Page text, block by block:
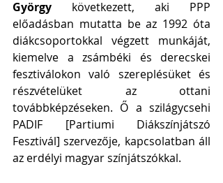
György következett, aki PPP
előadásban mutatta be az 1992 óta
diákcsoportokkal végzett munkáját,
kiemelve a zsámbéki és derecskei
fesztiválokon való szereplésüket és
részvételüket az ottani
továbbképzéseken. Ő a szilágycsehi
PADIF [Partiumi Diákszínjátszó
Fesztivál] szervezője, kapcsolatban áll
az erdélyi magyar színjátszókkal.